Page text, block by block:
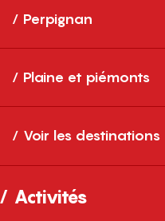
Perpignan
Plaine et piémonts
Voir les destinations
Activités
et après-
TOUTE L’ANNÉE